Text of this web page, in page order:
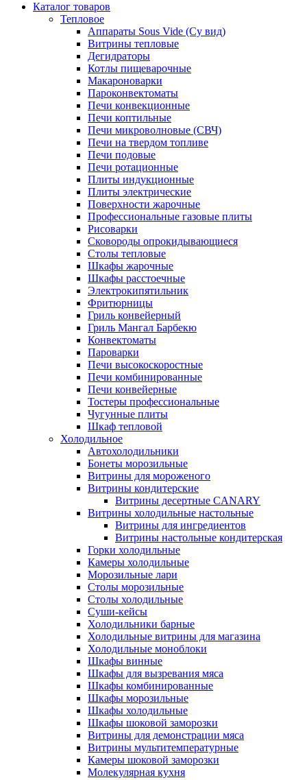
Каталог товаров
Тепловое
Аппараты Sous Vide (Су вид)
Витрины тепловые
Дегидраторы
Котлы пищеварочные
Макароноварки
Пароконвектоматы
Печи конвекционные
Печи коптильные
Печи микроволновые (СВЧ)
Печи на твердом топливе
Печи подовые
Печи ротационные
Плиты индукционные
Плиты электрические
Поверхности жарочные
Профессиональные газовые плиты
Рисоварки
Сковороды опрокидывающиеся
Столы тепловые
Шкафы жарочные
Шкафы расстоечные
Электрокипятильник
Фритюрницы
Гриль конвейерный
Гриль Мангал Барбекю
Конвектоматы
Пароварки
Печи высокоскоростные
Печи комбинированные
Печи конвейерные
Тостеры профессиональные
Чугунные плиты
Шкаф тепловой
Холодильное
Автохолодильники
Бонеты морозильные
Витрины для мороженого
Витрины кондитерские
Витрины десертные CANARY
Витрины холодильные настольные
Витрины для ингредиентов
Витрины настольные кондитерская
Горки холодильные
Камеры холодильные
Морозильные лари
Столы морозильные
Столы холодильные
Суши-кейсы
Холодильники барные
Холодильные витрины для магазина
Холодильные моноблоки
Шкафы винные
Шкафы для вызревания мяса
Шкафы комбинированные
Шкафы морозильные
Шкафы холодильные
Шкафы шоковой заморозки
Витрины для демонстрации мяса
Витрины мультитемпературные
Камеры шоковой заморозки
Молекулярная кухня